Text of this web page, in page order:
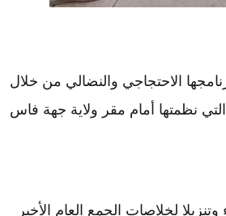
الاحتجاجي والنضالي من خلال
نظمتها أمام مقر ولاية جهة فاس
لخلاصات الجمع العام الأخير